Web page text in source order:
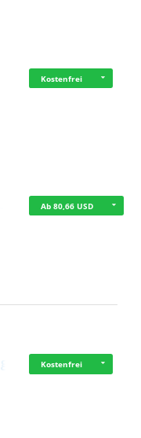
Kostenfrei
Ab 80,66 USD
Kostenfrei